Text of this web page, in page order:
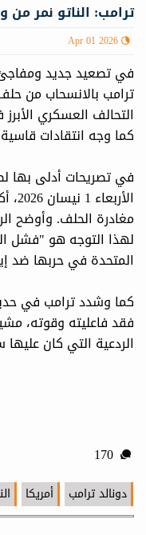
ترامب: الناتو نمر من
Apr 01 2026
في تصعيد جديد
ترامب بالانسحاب من
التحالف العسكري
كما وجه انتقادات
في تصريحات أدلى بها
مغادرة الحلف. وأوضح
لهذا التوجه هو "فشل
المتحدة في حربها ضد
كما وشدد ترامب في
فقد فاعليته وقوته،
الردعية التي كان عليها
دونالد ترامب أمريكا